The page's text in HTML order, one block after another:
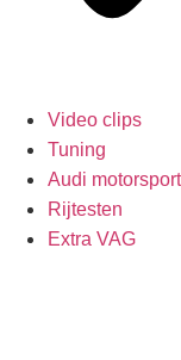
Video clips
Tuning
Audi motorsport
Rijtesten
Extra VAG